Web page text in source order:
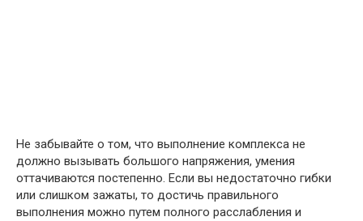
Не забывайте о том, что выполнение комплекса не
должно вызывать большого напряжения, умения
оттачиваются постепенно. Если вы недостаточно гибки
или слишком зажаты, то достичь правильного
выполнения можно путем полного расслабления и